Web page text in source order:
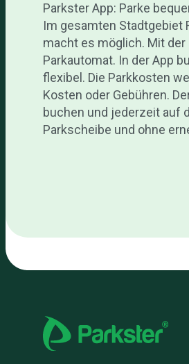
Parkster App: Parke
Im gesamten Stadtgebiet
macht es möglich. Mit
Parkautomat. In der App
flexibel. Die Parkkosten
Kosten oder Gebühren.
buchen und jederzeit auf
Parkscheibe und ohne